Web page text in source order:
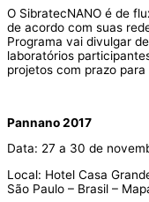
O SibratecNANO é de
de acordo com suas
Programa vai divulgar
laboratórios
projetos com prazo
Pannano 2017
Data: 27 a 30 de
Local: Hotel Casa
São Paulo – Brasil –